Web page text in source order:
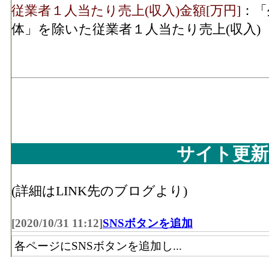
従業者１人当たり売上(収入)金額[万円] ：
体」を除いた従業者１人当たり売上(収入)
サイト更
(詳細はLINK先のブログより)
[2020/10/31 11:12]SNSボタンを追加
各ページにSNSボタンを追加し...